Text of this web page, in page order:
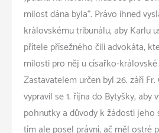
milost dána byla“. Právo ihned
královskému tribunálu, aby Karlu
přítele přísežného čili advokáta,
milosti pro něj u císařko-
Zastavatelem určen byl 26. září
vypravil se 1. října do Bytyšky, aby
pohnutky a důvody k žádosti jeho
tím ale posel právní, ač měl ostré